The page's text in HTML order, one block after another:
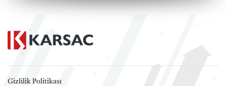
Gizlilik Politikası